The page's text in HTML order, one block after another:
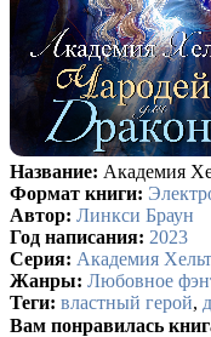
Название: Академия
Формат книги:
Автор: Линкси Браун
Год написания: 2023
Серия: Академия
Жанры: Любовное
Теги: властный герой,
Вам понравилась